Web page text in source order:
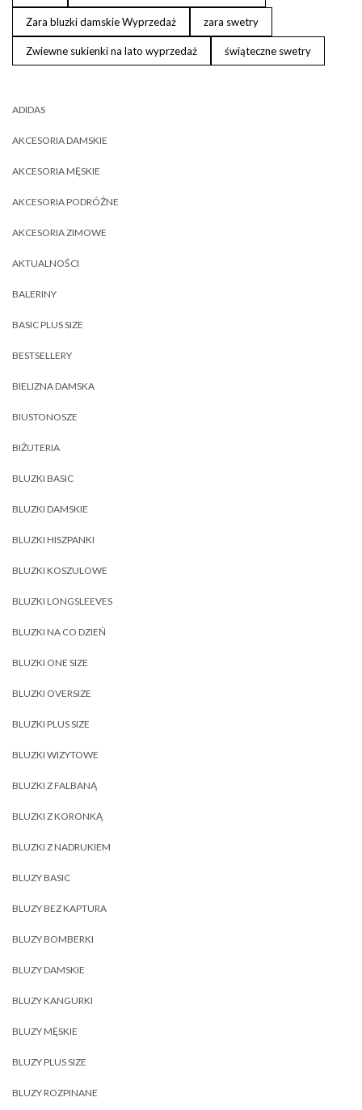
Zara bluzki damskie Wyprzedaż zara swetry
Zwiewne sukienki na lato wyprzedaż świąteczne swetry
ADIDAS
AKCESORIA DAMSKIE
AKCESORIA MĘSKIE
AKCESORIA PODRÓŻNE
AKCESORIA ZIMOWE
AKTUALNOŚCI
BALERINY
BASIC PLUS SIZE
BESTSELLERY
BIELIZNA DAMSKA
BIUSTONOSZE
BIŻUTERIA
BLUZKI BASIC
BLUZKI DAMSKIE
BLUZKI HISZPANKI
BLUZKI KOSZULOWE
BLUZKI LONGSLEEVES
BLUZKI NA CO DZIEŃ
BLUZKI ONE SIZE
BLUZKI OVERSIZE
BLUZKI PLUS SIZE
BLUZKI WIZYTOWE
BLUZKI Z FALBANĄ
BLUZKI Z KORONKĄ
BLUZKI Z NADRUKIEM
BLUZY BASIC
BLUZY BEZ KAPTURA
BLUZY BOMBERKI
BLUZY DAMSKIE
BLUZY KANGURKI
BLUZY MĘSKIE
BLUZY PLUS SIZE
BLUZY ROZPINANE